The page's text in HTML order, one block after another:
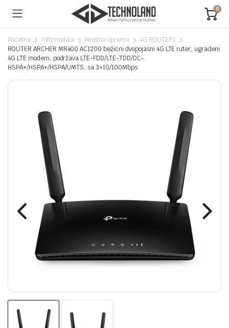
0
Početna Informatika Mrežna oprema
4G ROUTERI
ROUTER ARCHER MR400 AC1200 bežični dvopojasni 4G LTE ruter, ugrađeni
4G LTE modem, podržava LTE-FDD/LTE-TDD/DC-
HSPA+/HSPA+/HSPA/UMTS, sa 3×10/100Mbps